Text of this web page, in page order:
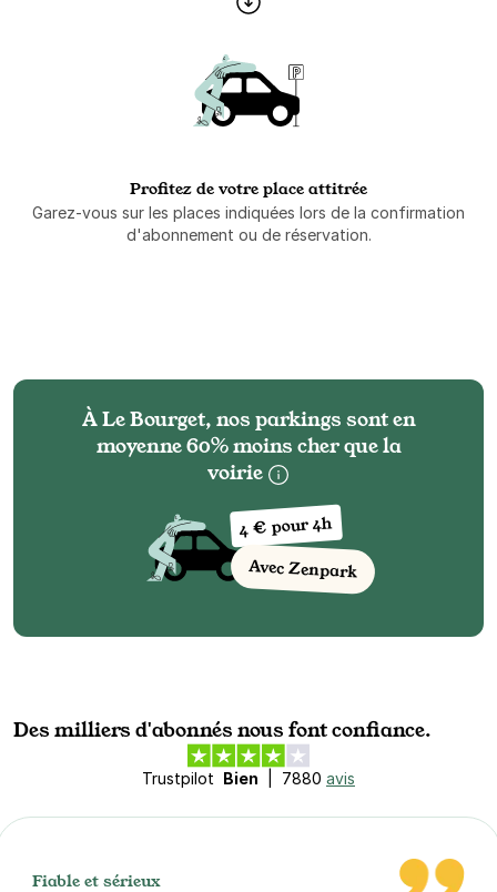
Profitez de votre place attitrée
Garez-vous sur les places indiquées lors de la confirmation
d'abonnement ou de réservation.
À Le Bourget, nos parkings sont en
moyenne 60% moins cher que la
voirie
4 € pour 4h
Avec Zenpark
Des milliers d'abonnés nous font confiance.
Trustpilot Bien 7880 avis
Fiable et sérieux